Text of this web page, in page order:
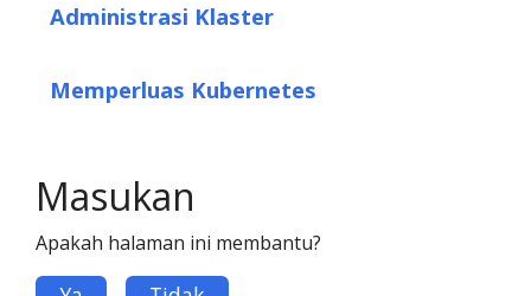
Administrasi Klaster
Memperluas Kubernetes
Masukan
Apakah halaman ini membantu?